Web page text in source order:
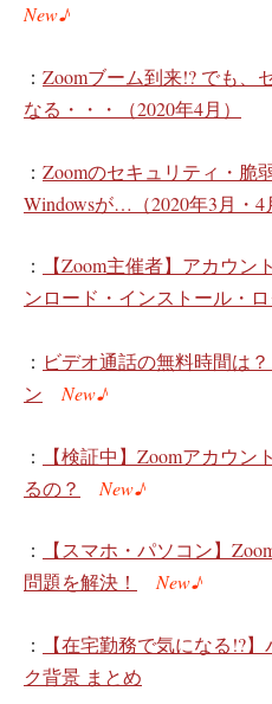
New♪
： Zoomブーム到来!? でも、
なる・・・（2020年4月）
： Zoomのセキュリティ・脆
Windowsが…（2020年3月・4
：
【Zoom主催者】アカウン
ンロード・インストール・
： ビデオ通話の無料時間は
ン
New♪
：
【検証中】Zoomアカウン
るの？
New♪
：
【スマホ・パソコン】
問題を解決！
New♪
：
【在宅勤務で気になる!?
ク背景 まとめ